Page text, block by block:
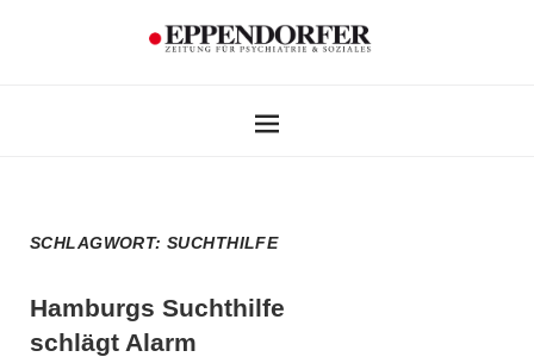
SCHLAGWORT:SUCHTHILFE
Hamburgs Suchthilfe
schlägt Alarm